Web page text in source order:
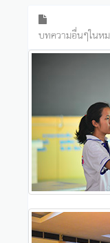
บทความอื่นๆในห